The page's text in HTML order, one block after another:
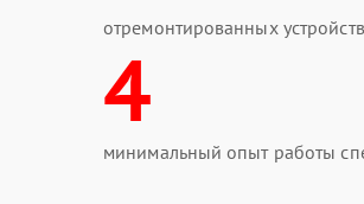
отремонтированных устройств
4
минимальный опыт работы